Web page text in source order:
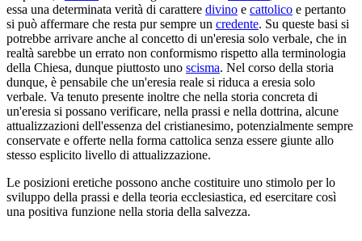
essa una determinata verità di carattere divino e cattolico e pertanto
si può affermare che resta pur sempre un credente. Su queste basi si
potrebbe arrivare anche al concetto di un'eresia solo verbale, che in
realtà sarebbe un errato non conformismo rispetto alla terminologia
della Chiesa, dunque piuttosto uno scisma. Nel corso della storia
dunque, è pensabile che un'eresia reale si riduca a eresia solo
verbale. Va tenuto presente inoltre che nella storia concreta di
un'eresia si possano verificare, nella prassi e nella dottrina, alcune
attualizzazioni dell'essenza del cristianesimo, potenzialmente sempre
conservate e offerte nella forma cattolica senza essere giunte allo
stesso esplicito livello di attualizzazione.
Le posizioni eretiche possono anche costituire uno stimolo per lo
sviluppo della prassi e della teoria ecclesiastica, ed esercitare così
una positiva funzione nella storia della salvezza.